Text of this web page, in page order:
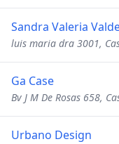
Sandra Valeria
luis maria dra 3001,
Ga Case
Bv J M De Rosas 658,
Urbano Design